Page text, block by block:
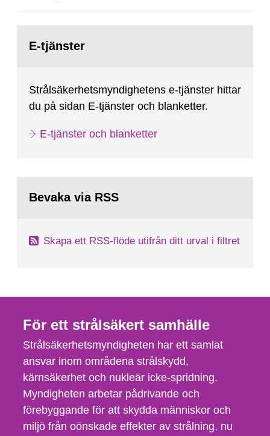
sida:E-tjänster
Strålsäkerhetsmyndighetens e-tjänster hittar
du på sidan E-tjänster och blanketter.
E-tjänster och blanketter
Bevaka via RSS
Skapa ett RSS-flöde utifrån ditt urval i filtret
För ett strålsäkert samhälle
Strålsäkerhetsmyndigheten har ett samlat
ansvar inom områdena strålskydd,
kärnsäkerhet och nukleär icke-spridning.
Myndigheten arbetar pådrivande och
förebyggande för att skydda människor och
miljö från oönskade effekter av strålning, nu